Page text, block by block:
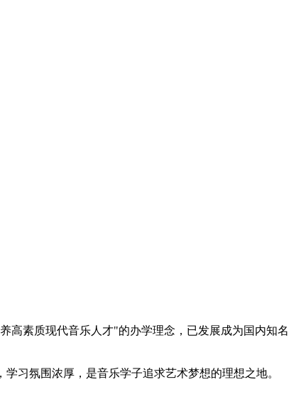
高素质现代音乐人才"的办学理念，已发展成为国内知名
习氛围浓厚，是音乐学子追求艺术梦想的理想之地。